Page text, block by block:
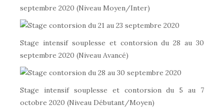
septembre 2020 (Niveau Moyen/Inter)
Stage intensif souplesse et contorsion du 28 au 30
septembre 2020 (Niveau Avancé)
Stage intensif souplesse et contorsion du 5 au 7
octobre 2020 (Niveau Débutant/Moyen)